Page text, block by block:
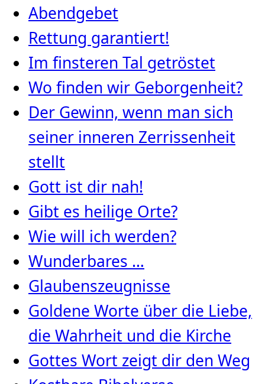
Abendgebet
Rettung garantiert!
Im finsteren Tal getröstet
Wo finden wir Geborgenheit?
Der Gewinn, wenn man sich
seiner inneren Zerrissenheit
stellt
Gott ist dir nah!
Gibt es heilige Orte?
Wie will ich werden?
Wunderbares …
Glaubenszeugnisse
Goldene Worte über die Liebe,
die Wahrheit und die Kirche
Gottes Wort zeigt dir den Weg